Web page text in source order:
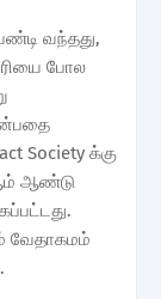
வந்தது,
போல
Society க்கு
ஆண்டு
வேதாகமம்